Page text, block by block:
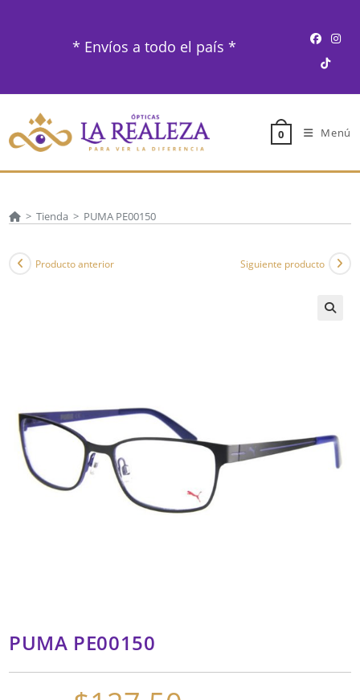
* Envíos a todo el país *
0 Menú
> Tienda > PUMA PE00150
Producto anterior Siguiente producto
PUMA PE00150
El